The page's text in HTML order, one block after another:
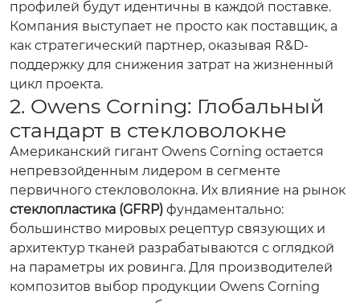
профилей будут идентичны в каждой поставке.
Компания выступает не просто как поставщик, а
как стратегический партнер, оказывая R&D-
поддержку для снижения затрат на жизненный
цикл проекта.
2. Owens Corning: Глобальный
стандарт в стекловолокне
Американский гигант Owens Corning остается
непревзойденным лидером в сегменте
первичного стекловолокна. Их влияние на рынок
стеклопластика (GFRP) фундаментально:
большинство мировых рецептур связующих и
архитектур тканей разрабатываются с оглядкой
на параметры их ровинга. Для производителей
композитов выбор продукции Owens Corning